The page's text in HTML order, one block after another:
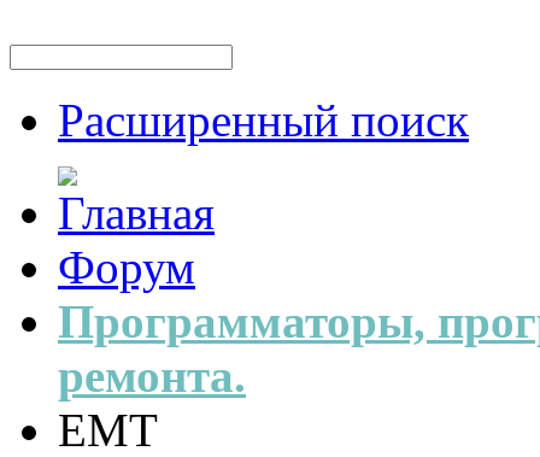
Расширенный поиск
Форум
Программаторы,
ремонта.
EMT